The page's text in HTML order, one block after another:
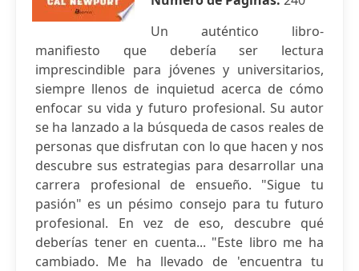
Un auténtico libro-
manifiesto que debería ser lectura
imprescindible para jóvenes y universitarios,
siempre llenos de inquietud acerca de cómo
enfocar su vida y futuro profesional. Su autor
se ha lanzado a la búsqueda de casos reales de
personas que disfrutan con lo que hacen y nos
descubre sus estrategias para desarrollar una
carrera profesional de ensueño. "Sigue tu
pasión" es un pésimo consejo para tu futuro
profesional. En vez de eso, descubre qué
deberías tener en cuenta... "Este libro me ha
cambiado. Me ha llevado de 'encuentra tu